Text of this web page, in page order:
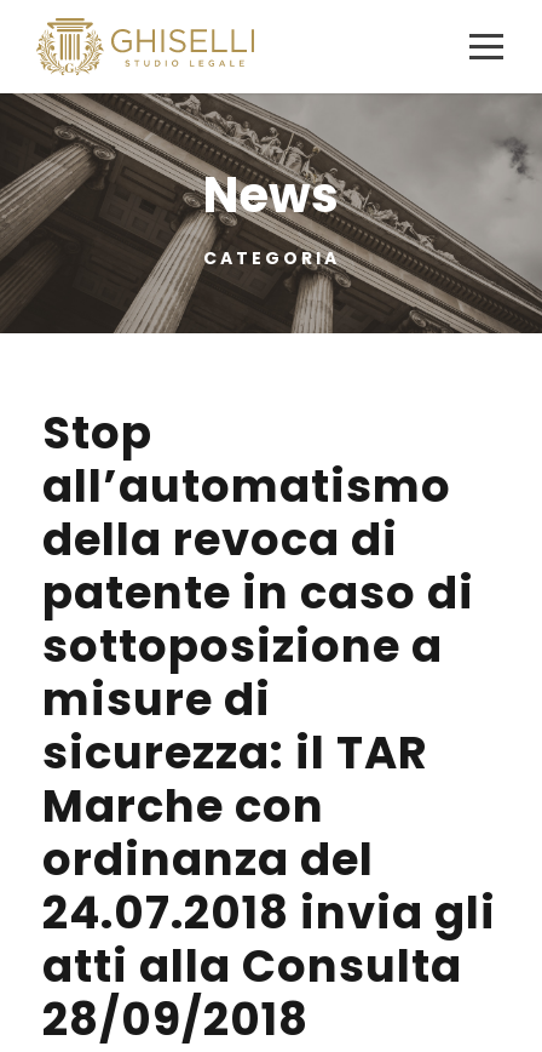
News
CATEGORIA
Stop
all’automatismo
della revoca di
patente in caso di
sottoposizione a
misure di
sicurezza: il TAR
Marche con
ordinanza del
24.07.2018 invia gli
atti alla Consulta
28/09/2018